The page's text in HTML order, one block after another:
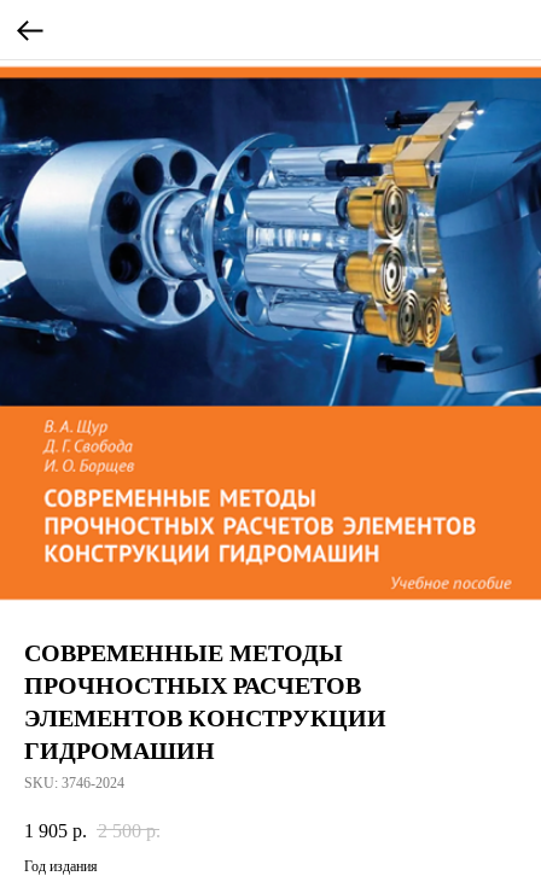
СОВРЕМЕННЫЕ МЕТОДЫ
ПРОЧНОСТНЫХ РАСЧЕТОВ
ЭЛЕМЕНТОВ КОНСТРУКЦИИ
ГИДРОМАШИН
SKU: 3746-2024
1 905 р. 2 500 р.
Год издания